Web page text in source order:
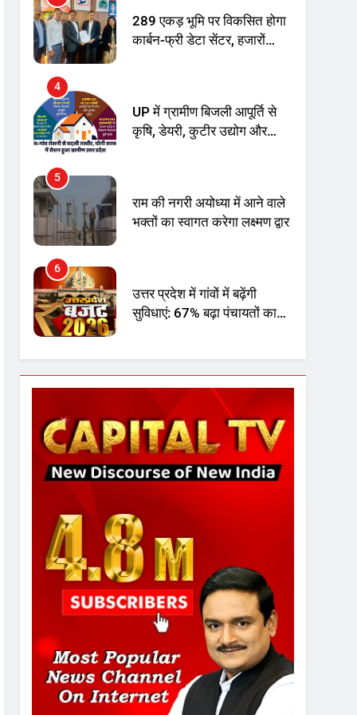
289 एकड़ भूमि पर विकसित होगा
कार्बन-फ्री डेटा सेंटर, हजारों
4
UP में ग्रामीण बिजली आपूर्ति से
कृषि, डेयरी, कुटीर उद्योग और
5
राम की नगरी अयोध्या में आने वाले
भक्तों का स्वागत करेगा लक्ष्मण द्वार
6
उत्तर प्रदेश में गांवों में बढ़ेंगी
सुविधाएं: 67% बढ़ा पंचायतों का
7
गाजा युद्धविराम को लेकर बड़ी खबरें
8
चुनाव से पहले लालू परिवार पर बड़ा
घोटाले में आरोप तय किए
1
SRN अस्पताल का नाम अमर
शहीद ठाकुर रोशन सिंह के नाम पर
करने की मांग तेज
अमर शहीद ठाकुर रोशन सिंह के
नाम पर स्वरूप रानी नेहरू
चिकित्सालय का नामकरण करने